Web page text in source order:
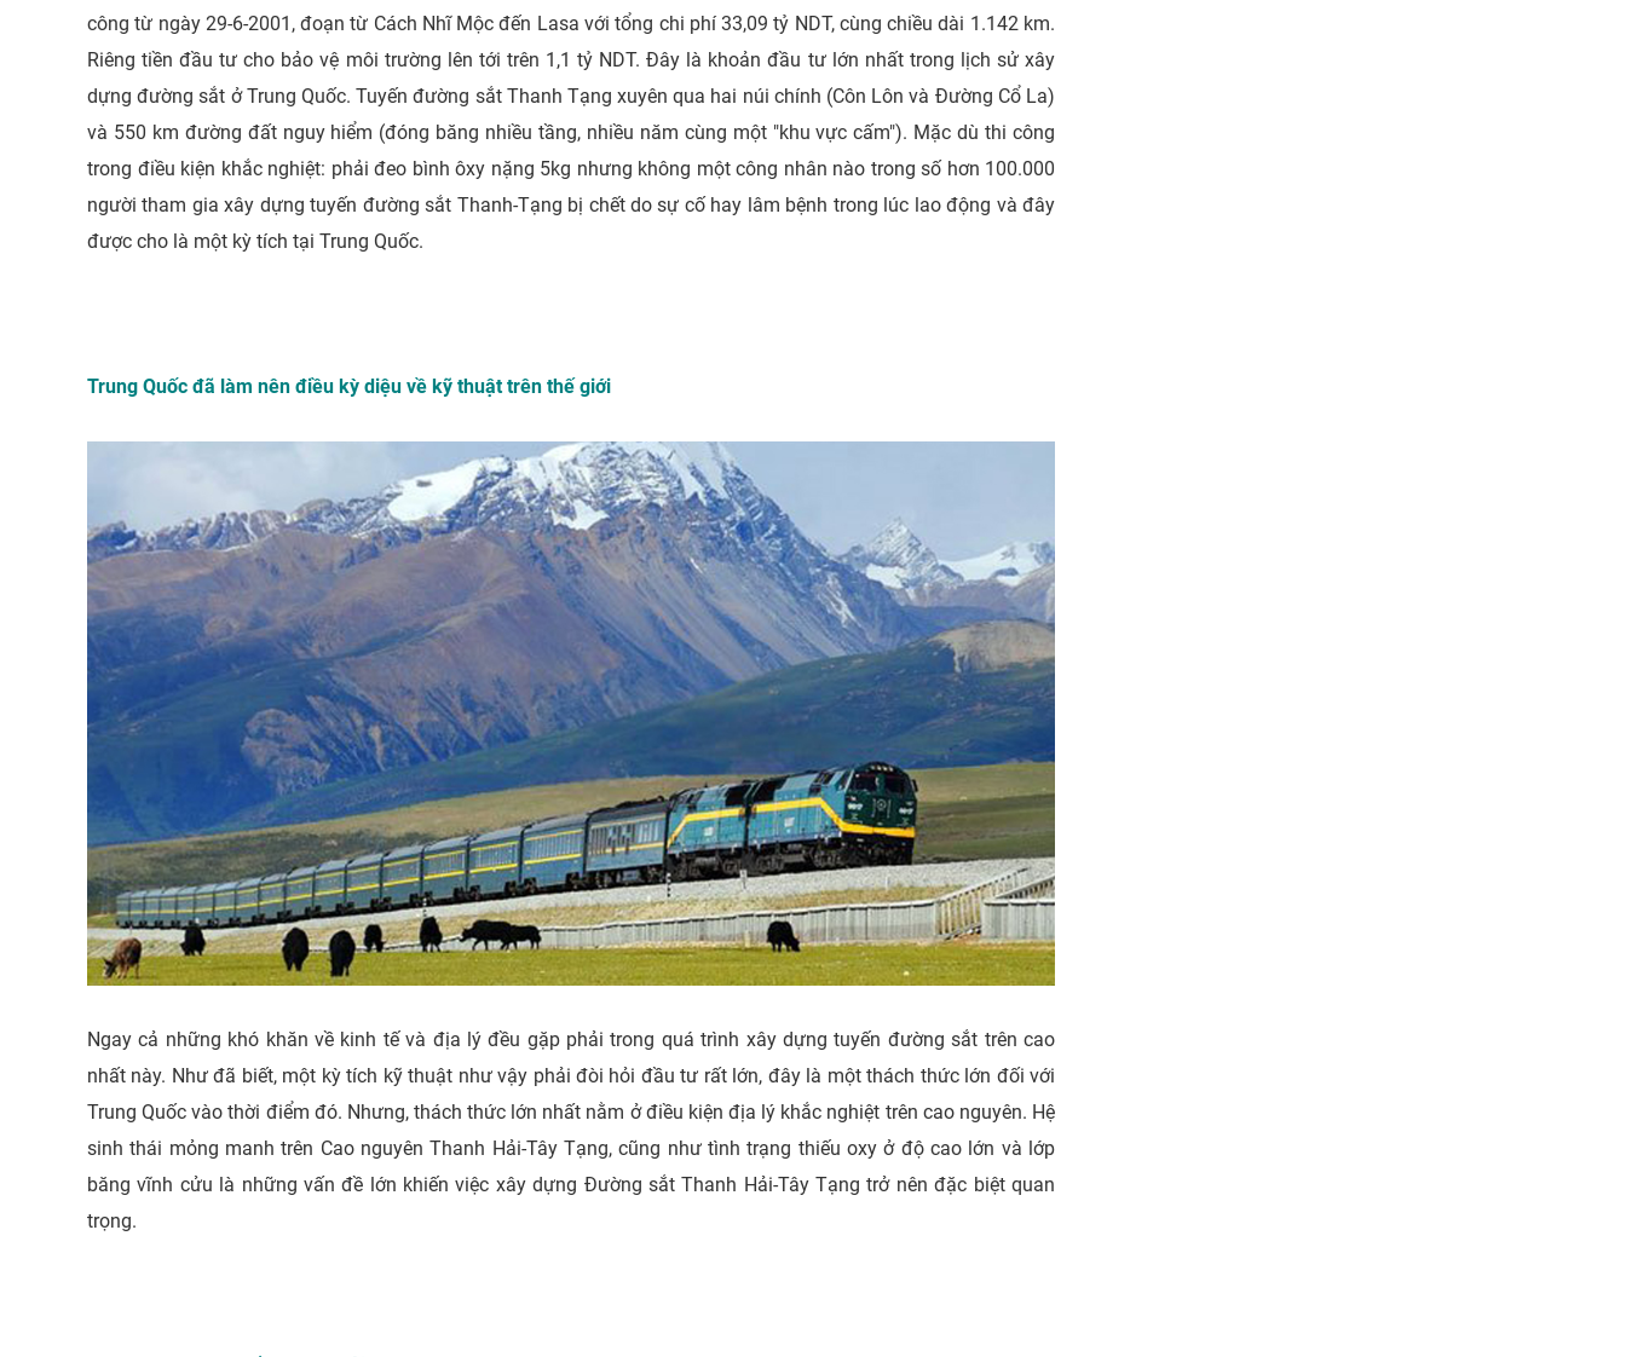
công từ ngày 29-6-2001, đoạn từ Cách Nhĩ Mộc đến Lasa với tổng chi phí 33,09 tỷ NDT, cùng chiều dài 1.142 km.
Riêng tiền đầu tư cho bảo vệ môi trường lên tới trên 1,1 tỷ NDT. Đây là khoản đầu tư lớn nhất trong lịch sử xây
dựng đường sắt ở Trung Quốc. Tuyến đường sắt Thanh Tạng xuyên qua hai núi chính (Côn Lôn và Đường Cổ La)
và 550 km đường đất nguy hiểm (đóng băng nhiều tầng, nhiều năm cùng một "khu vực cấm"). Mặc dù thi công
trong điều kiện khắc nghiệt: phải đeo bình ôxy nặng 5kg nhưng không một công nhân nào trong số hơn 100.000
người tham gia xây dựng tuyến đường sắt Thanh-Tạng bị chết do sự cố hay lâm bệnh trong lúc lao động và đây
được cho là một kỳ tích tại Trung Quốc.
Trung Quốc đã làm nên điều kỳ diệu về kỹ thuật trên thế giới
Ngay cả những khó khăn về kinh tế và địa lý đều gặp phải trong quá trình xây dựng tuyến đường sắt trên cao
nhất này. Như đã biết, một kỳ tích kỹ thuật như vậy phải đòi hỏi đầu tư rất lớn, đây là một thách thức lớn đối với
Trung Quốc vào thời điểm đó. Nhưng, thách thức lớn nhất nằm ở điều kiện địa lý khắc nghiệt trên cao nguyên. Hệ
sinh thái mỏng manh trên Cao nguyên Thanh Hải-Tây Tạng, cũng như tình trạng thiếu oxy ở độ cao lớn và lớp
băng vĩnh cửu là những vấn đề lớn khiến việc xây dựng Đường sắt Thanh Hải-Tây Tạng trở nên đặc biệt quan
trọng.